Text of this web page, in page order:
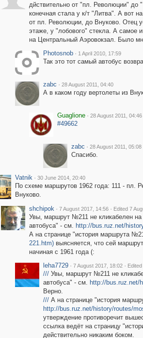
дйствительно от "пл. Революции"
конечная стала у к/т "Литва". А вот
от пл. Революции, до Внуково. Отец
этаже, у "лобового" стекла. А самое
на Центральный Аэровокзал. Было
Photosnob · 1 April 2010, 17:59
Так это тот самый автобус
zabc · 28 August 2011, 04:40
А в каком году вертолеты из
Guaglione · 28 August 2011, 04:46
#49662
zabc · 28 August 2011, 05:08
Спасибо.
Vatnik · 30 June 2014, 20:40
По схеме маршрутов 1962 года: 111 - пл.
Внуково.
shchipok · 7 August 2017, 14:56 · Edited 7
Увы, маршрут №211 не кликабелен на
автобуса" - см. http://bus.ruz.net/
А на странице "история маршрута
221.htm)выясняется, что сей
начиная с 1961 года (:
leha7729 · 7 August 2017, 18:02 ·
///Увы, маршрут №211 не
автобуса" - см. http://bus.ruz.net/
Верно.
///А на странице "история
http://bus.ruz.net/history/routes/
утверждение противоречит
ссылка ведёт на страницу
действительно никаким боком.